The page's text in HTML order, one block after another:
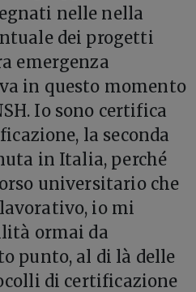
nelle nella
dei progetti
emergenza
in questo momento
Io sono certifica
la seconda
in Italia, perché
universitario che
io mi
ormai da
punto, al di là delle
di certificazione